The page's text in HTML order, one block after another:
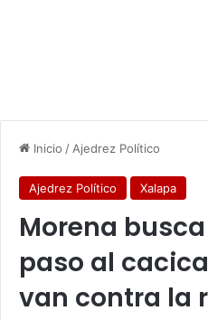
Inicio / Ajedrez Político
Ajedrez Político Xalapa
Morena
paso al
van contra la